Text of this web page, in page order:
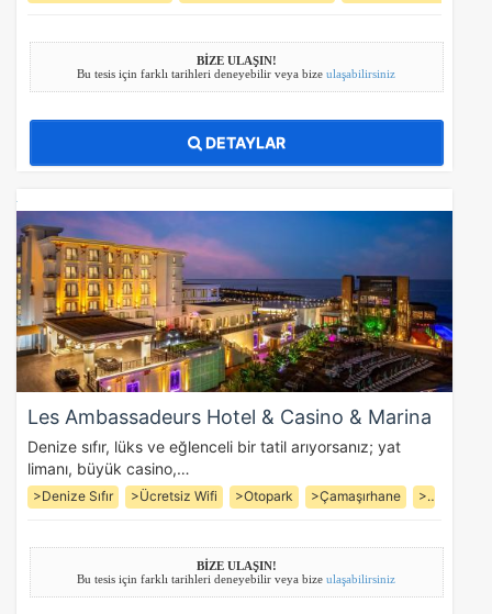
ÇEREZ KULLANIM AYARLARINIZ
Çerez tercihlerinizibelirleyin.
BİZE ULAŞIN!
Bu tesis için farklı tarihleri deneyebilir veya bizeulaşabilirsiniz
DETAYLAR
Les Ambassadeurs Hotel & Casino & Marina
Denize sıfır, lüks ve eğlenceli bir tatil arıyorsanız; yat
limanı, büyük casino,…
>Denize Sıfır >Ücretsiz Wifi >Otopark >Çamaşırhane >Jakuzi
BİZE ULAŞIN!
Bu tesis için farklı tarihleri deneyebilir veya bizeulaşabilirsiniz